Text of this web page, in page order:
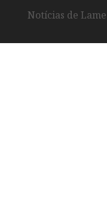
Notícias de